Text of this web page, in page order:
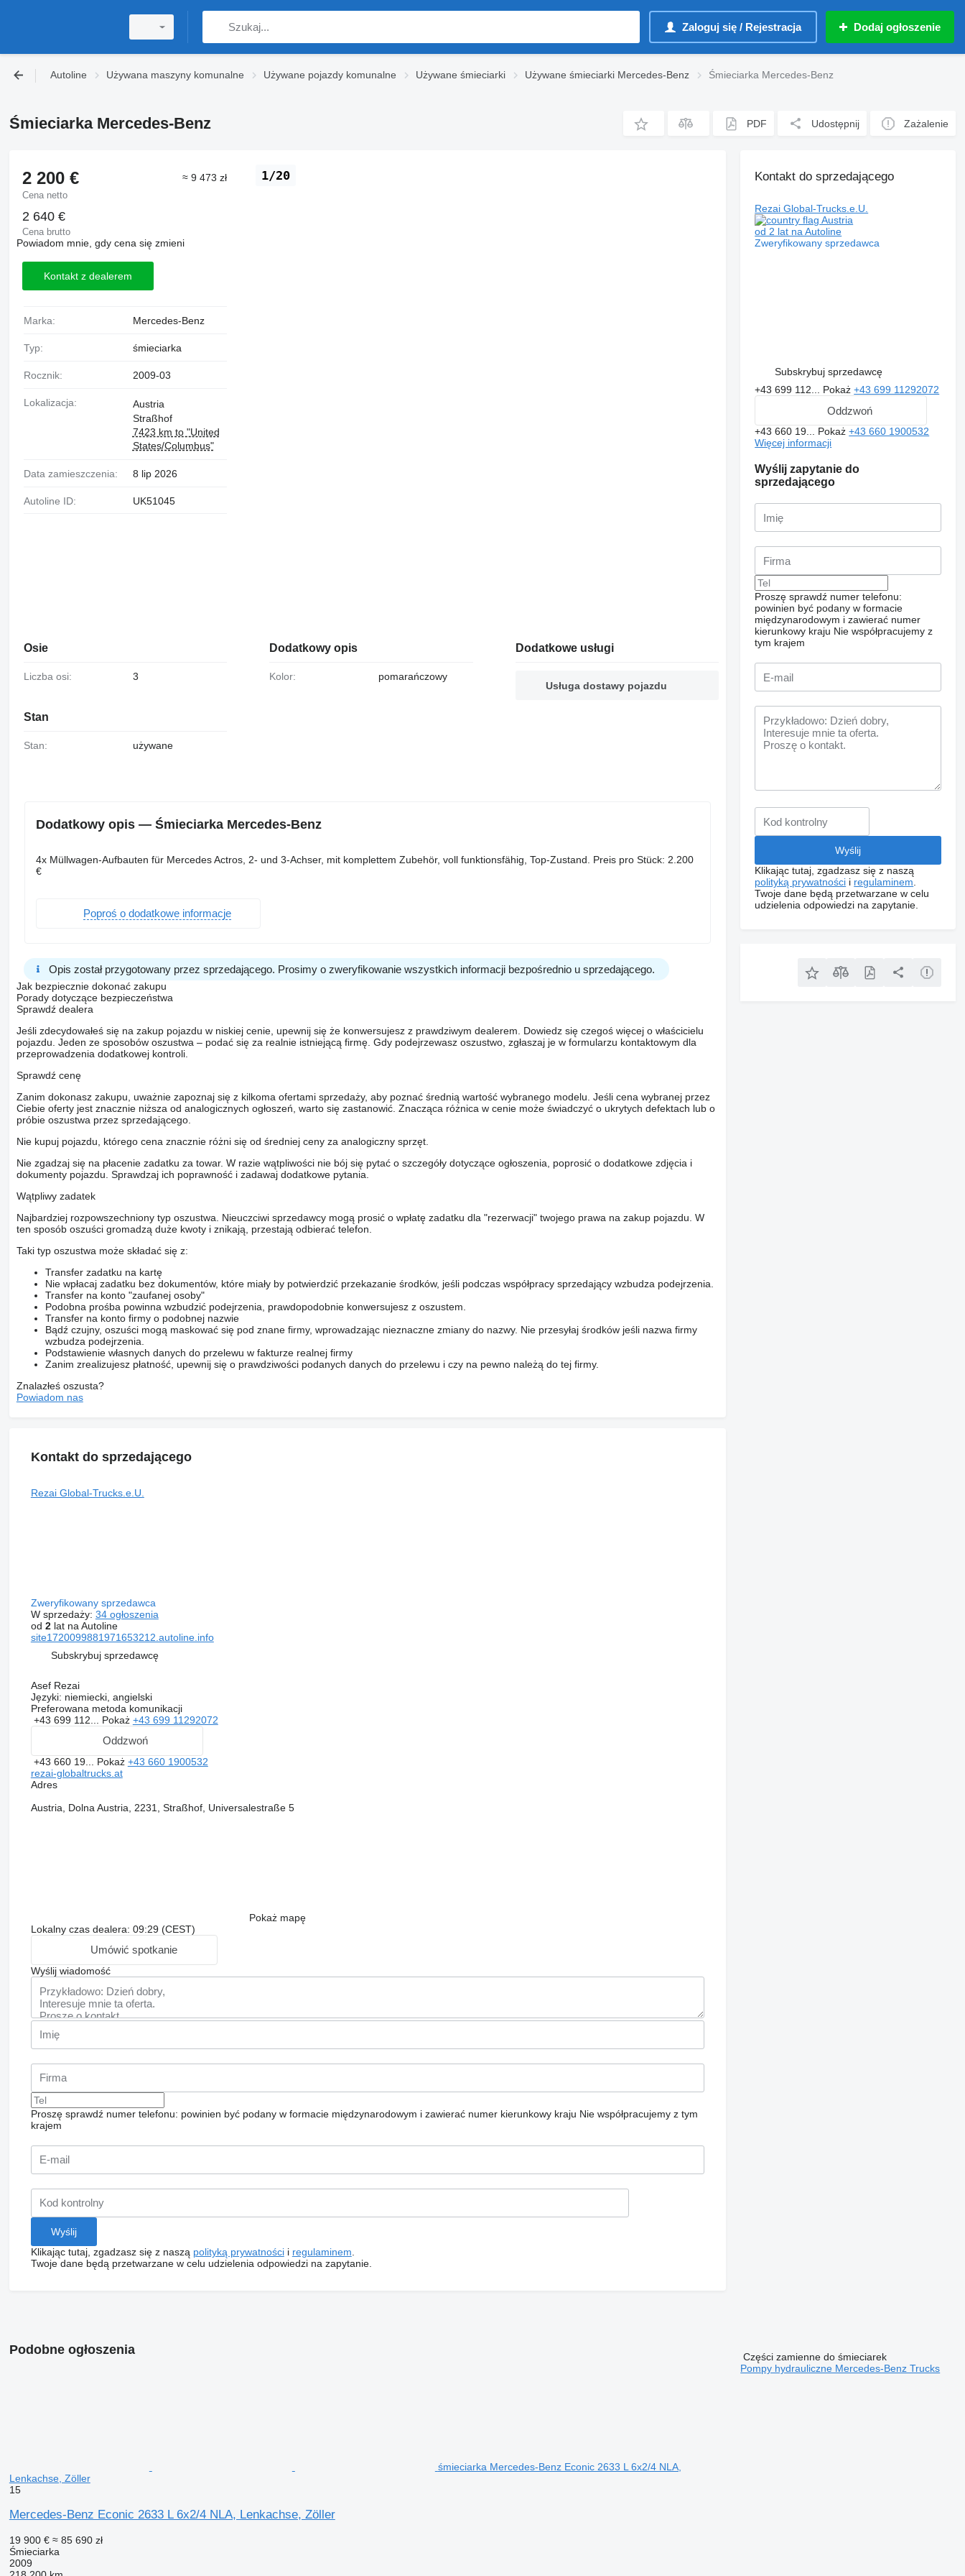
Zaloguj się / Rejestracja Dodaj ogłoszenie
Autoline Używana maszyny komunalne Używane pojazdy komunalne Używane śmieciarki Używane śmieciarki Mercedes-Benz Śmieciarka Mercedes-Benz
Śmieciarka Mercedes-Benz PDF Udostępnij Zażalenie
1/20
2 200 €
Cena netto
≈ 9 473 zł
2 640 €
Cena brutto
Powiadom mnie, gdy cena się zmieni
Kontakt z dealerem
Marka: Mercedes-Benz
Typ: śmieciarka
Rocznik: 2009-03
Lokalizacja:
Austria
Straßhof
7423 km to "United
States/Columbus"
Data zamieszczenia: 8 lip 2026
Autoline ID: UK51045
Osie
Liczba osi: 3
Stan
Stan: używane
Dodatkowy opis
Kolor: pomarańczowy
Dodatkowe usługi
Usługa dostawy pojazdu
Dodatkowy opis — Śmieciarka Mercedes-Benz
4x Müllwagen-Aufbauten für Mercedes Actros, 2- und 3-Achser, mit komplettem Zubehör, voll funktionsfähig, Top-Zustand. Preis pro Stück: 2.200
€
Poproś o dodatkowe informacje
Opis został przygotowany przez sprzedającego. Prosimy o zweryfikowanie wszystkich informacji bezpośrednio u sprzedającego.
Jak bezpiecznie dokonać zakupu
Porady dotyczące bezpieczeństwa
Sprawdź dealera
Jeśli zdecydowałeś się na zakup pojazdu w niskiej cenie, upewnij się że konwersujesz z prawdziwym dealerem. Dowiedz się czegoś więcej o właścicielu
pojazdu. Jeden ze sposobów oszustwa – podać się za realnie istniejącą firmę. Gdy podejrzewasz oszustwo, zgłaszaj je w formularzu kontaktowym dla
przeprowadzenia dodatkowej kontroli.
Sprawdź cenę
Zanim dokonasz zakupu, uważnie zapoznaj się z kilkoma ofertami sprzedaży, aby poznać średnią wartość wybranego modelu. Jeśli cena wybranej przez
Ciebie oferty jest znacznie niższa od analogicznych ogłoszeń, warto się zastanowić. Znacząca różnica w cenie może świadczyć o ukrytych defektach lub o
próbie oszustwa przez sprzedającego.
Nie kupuj pojazdu, którego cena znacznie różni się od średniej ceny za analogiczny sprzęt.
Nie zgadzaj się na płacenie zadatku za towar. W razie wątpliwości nie bój się pytać o szczegóły dotyczące ogłoszenia, poprosić o dodatkowe zdjęcia i
dokumenty pojazdu. Sprawdzaj ich poprawność i zadawaj dodatkowe pytania.
Wątpliwy zadatek
Najbardziej rozpowszechniony typ oszustwa. Nieuczciwi sprzedawcy mogą prosić o wpłatę zadatku dla "rezerwacji" twojego prawa na zakup pojazdu. W
ten sposób oszuści gromadzą duże kwoty i znikają, przestają odbierać telefon.
Taki typ oszustwa może składać się z:
Transfer zadatku na kartę
Nie wpłacaj zadatku bez dokumentów, które miały by potwierdzić przekazanie środków, jeśli podczas współpracy sprzedający wzbudza podejrzenia.
Transfer na konto "zaufanej osoby"
Podobna prośba powinna wzbudzić podejrzenia, prawdopodobnie konwersujesz z oszustem.
Transfer na konto firmy o podobnej nazwie
Bądź czujny, oszuści mogą maskować się pod znane firmy, wprowadzając nieznaczne zmiany do nazwy. Nie przesyłaj środków jeśli nazwa firmy
wzbudza podejrzenia.
Podstawienie własnych danych do przelewu w fakturze realnej firmy
Zanim zrealizujesz płatność, upewnij się o prawdziwości podanych danych do przelewu i czy na pewno należą do tej firmy.
Znalazłeś oszusta?
Powiadom nas
Kontakt do sprzedającego
Rezai Global-Trucks.e.U.
Zweryfikowany sprzedawca
W sprzedaży: 34 ogłoszenia
od 2lat na Autoline
site1720099881971653212.autoline.info
Subskrybuj sprzedawcę
Asef Rezai
Języki: niemiecki, angielski
Preferowana metoda komunikacji
+43 699 112... Pokaż +43 699 11292072
Oddzwoń
+43 660 19... Pokaż +43 660 1900532
rezai-globaltrucks.at
Adres
Austria, Dolna Austria, 2231, Straßhof, Universalestraße 5
Pokaż mapę
Lokalny czas dealera: 09:29 (CEST)
Umówić spotkanie
Wyślij wiadomość
Proszę sprawdź numer telefonu: powinien być podany w formacie międzynarodowym i zawierać numer kierunkowy kraju Nie współpracujemy z tym
krajem
Klikając tutaj, zgadzasz się z naszą polityką prywatnościi regulaminem
Twoje dane będą przetwarzane w celu udzielenia odpowiedzi na zapytanie.
Kontakt do sprzedającego
Rezai Global-Trucks.e.U.
Austria
od 2 lat na Autoline
Zweryfikowany sprzedawca
Subskrybuj sprzedawcę
+43 699 112... Pokaż+43 699 11292072
Oddzwoń
+43 660 19... Pokaż+43 660 1900532
Więcej informacji
Wyślij zapytanie do
sprzedającego
Proszę sprawdź numer telefonu:
powinien być podany w formacie
międzynarodowym i zawierać numer
kierunkowy kraju Nie współpracujemy z
tym krajem
Klikając tutaj, zgadzasz się z naszą
polityką prywatności i regulaminem
Twoje dane będą przetwarzane w celu
udzielenia odpowiedzi na zapytanie.
Podobne ogłoszenia
śmieciarka Mercedes-Benz Econic 2633 L 6x2/4 NLA,
Lenkachse, Zöller
15
Mercedes-Benz Econic 2633 L 6x2/4 NLA, Lenkachse, Zöller
19 900 € ≈ 85 690 zł
Śmieciarka
2009
Części zamienne do śmieciarek
Pompy hydrauliczne Mercedes-Benz Trucks